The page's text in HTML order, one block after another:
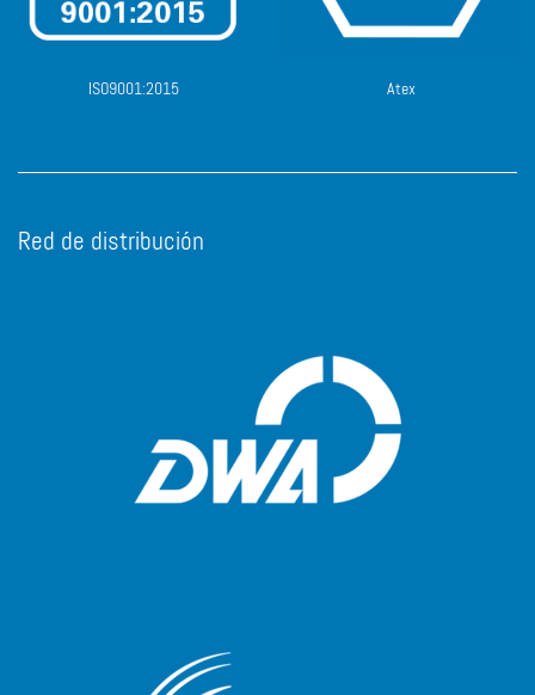
ISO9001:2015 Atex
Red de distribución